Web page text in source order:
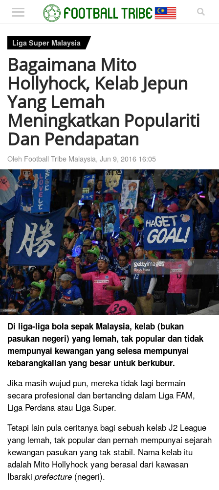
Liga Super Malaysia
Bagaimana Mito
Hollyhock, Kelab Jepun
Yang Lemah
Meningkatkan Populariti
Dan Pendapatan
Oleh Football Tribe Malaysia, Jun 9, 2016 16:05
Di liga-liga bola sepak Malaysia, kelab (bukan
pasukan negeri) yang lemah, tak popular dan tidak
mempunyai kewangan yang selesa mempunyai
kebarangkalian yang besar untuk berkubur.
Jika masih wujud pun, mereka tidak lagi bermain
secara profesional dan bertanding dalam Liga FAM,
Liga Perdana atau Liga Super.
Tetapi lain pula ceritanya bagi sebuah kelab J2 League
yang lemah, tak popular dan pernah mempunyai sejarah
kewangan pasukan yang tak stabil. Nama kelab itu
adalah Mito Hollyhock yang berasal dari kawasan
Ibaraki prefecture (negeri).